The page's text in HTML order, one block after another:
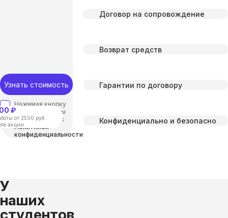
Узнать стоимость
Нажимая кнопку
“отправить”, вы
соглашаетесь с
Политикой
конфиденциальности
₽
от 2500 руб.
акции.
Договор на сопровождение
Возврат средств
Гарантии по договору
Конфиденциально и безопасно
У
наших
студентов